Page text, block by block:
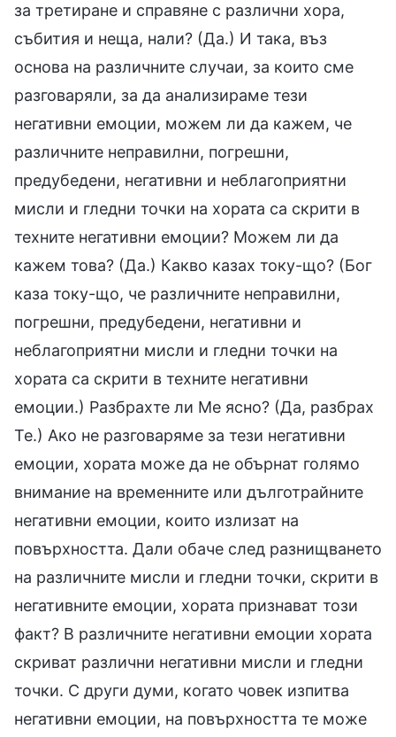
за третиране и справяне с различни хора,
събития и неща, нали? (Да.) И така, въз
основа на различните случаи, за които сме
разговаряли, за да анализираме тези
негативни емоции, можем ли да кажем, че
различните неправилни, погрешни,
предубедени, негативни и неблагоприятни
мисли и гледни точки на хората са скрити в
техните негативни емоции? Можем ли да
кажем това? (Да.) Какво казах току-що? (Бог
каза току-що, че различните неправилни,
погрешни, предубедени, негативни и
неблагоприятни мисли и гледни точки на
хората са скрити в техните негативни
емоции.) Разбрахте ли Ме ясно? (Да, разбрах
Те.) Ако не разговаряме за тези негативни
емоции, хората може да не обърнат голямо
внимание на временните или дълготрайните
негативни емоции, които излизат на
повърхността. Дали обаче след разнищването
на различните мисли и гледни точки, скрити в
негативните емоции, хората признават този
факт? В различните негативни емоции хората
скриват различни негативни мисли и гледни
точки. С други думи, когато човек изпитва
негативни емоции, на повърхността те може